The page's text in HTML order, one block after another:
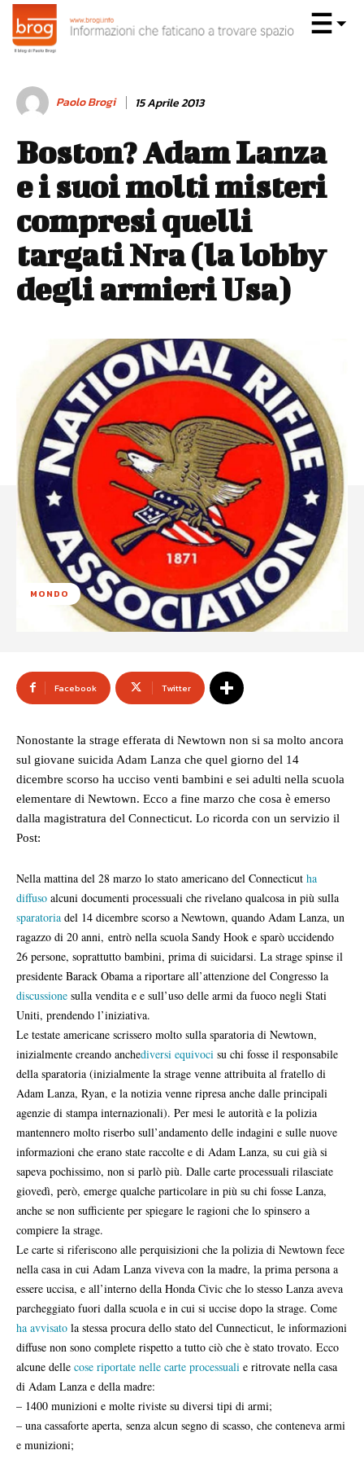
Paolo Brogi 15 Aprile 2013
Boston? Adam Lanza
e i suoi molti misteri
compresi quelli
targati Nra (la lobby
degli armieri Usa)
MONDO
Facebook Twitter
Nonostante la strage efferata di Newtown non si sa molto ancora
sul giovane suicida Adam Lanza che quel giorno del 14
dicembre scorso ha ucciso venti bambini e sei adulti nella scuola
elementare di Newtown. Ecco a fine marzo che cosa è emerso
dalla magistratura del Connecticut. Lo ricorda con un servizio il
Post:
Nella mattina del 28 marzo lo stato americano del Connecticut ha
diffuso alcuni documenti processuali che rivelano qualcosa in più sulla
sparatoria del 14 dicembre scorso a Newtown, quando Adam Lanza, un
ragazzo di 20 anni, entrò nella scuola Sandy Hook e sparò uccidendo
26 persone, soprattutto bambini, prima di suicidarsi. La strage spinse il
presidente Barack Obama a riportare all’attenzione del Congresso la
discussione sulla vendita e e sull’uso delle armi da fuoco negli Stati
Uniti, prendendo l’iniziativa.
Le testate americane scrissero molto sulla sparatoria di Newtown,
inizialmente creando anchediversi equivoci su chi fosse il responsabile
della sparatoria (inizialmente la strage venne attribuita al fratello di
Adam Lanza, Ryan, e la notizia venne ripresa anche dalle principali
agenzie di stampa internazionali). Per mesi le autorità e la polizia
mantennero molto riserbo sull’andamento delle indagini e sulle nuove
informazioni che erano state raccolte e di Adam Lanza, su cui già si
sapeva pochissimo, non si parlò più. Dalle carte processuali rilasciate
giovedì, però, emerge qualche particolare in più su chi fosse Lanza,
anche se non sufficiente per spiegare le ragioni che lo spinsero a
compiere la strage.
Le carte si riferiscono alle perquisizioni che la polizia di Newtown fece
nella casa in cui Adam Lanza viveva con la madre, la prima persona a
essere uccisa, e all’interno della Honda Civic che lo stesso Lanza aveva
parcheggiato fuori dalla scuola e in cui si uccise dopo la strage. Come
ha avvisato la stessa procura dello stato del Cunnecticut, le informazioni
diffuse non sono complete rispetto a tutto ciò che è stato trovato. Ecco
alcune delle cose riportate nelle carte processuali e ritrovate nella casa
di Adam Lanza e della madre:
– 1400 munizioni e molte riviste su diversi tipi di armi;
– una cassaforte aperta, senza alcun segno di scasso, che conteneva armi
e munizioni;